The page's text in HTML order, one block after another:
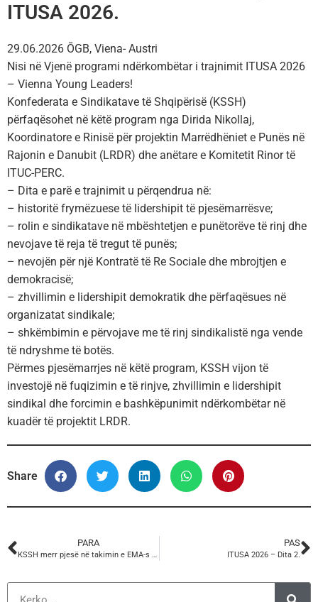
ITUSA 2026.
29.06.2026 ŌGB, Viena- Austri
Nisi në Vjenë programi ndërkombëtar i trajnimit ITUSA 2026
– Vienna Young Leaders!
Konfederata e Sindikatave të Shqipërisë (KSSH)
përfaqësohet në këtë program nga Dirida Nikollaj,
Koordinatore e Rinisë për projektin Marrëdhëniet e Punës në
Rajonin e Danubit (LRDR) dhe anëtare e Komitetit Rinor të
ITUC-PERC.
– Dita e parë e trajnimit u përqendrua në:
– historitë frymëzuese të lidershipit të pjesëmarrësve;
– rolin e sindikatave në mbështetjen e punëtorëve të rinj dhe
nevojave të reja të tregut të punës;
– nevojën për një Kontratë të Re Sociale dhe mbrojtjen e
demokracisë;
– zhvillimin e lidershipit demokratik dhe përfaqësues në
organizatat sindikale;
– shkëmbimin e përvojave me të rinj sindikalistë nga vende
të ndryshme të botës.
Përmes pjesëmarrjes në këtë program, KSSH vijon të
investojë në fuqizimin e të rinjve, zhvillimin e lidershipit
sindikal dhe forcimin e bashkëpunimit ndërkombëtar në
kuadër të projektit LRDR.
Share
PARA
KSSH merr pjesë në takimin e EMA-s “Promovimi i kërkimit shkencor dhe thellimi i kurrikulave universitare mbi pastrimin e parave dhe financimin e terrorizmit”.
PAS
ITUSA 2026 – Dita 2.